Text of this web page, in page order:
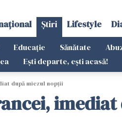
Știri Lifestyle
Educație Sănătate
Ești departe, ești acasă!
după miezul nopții